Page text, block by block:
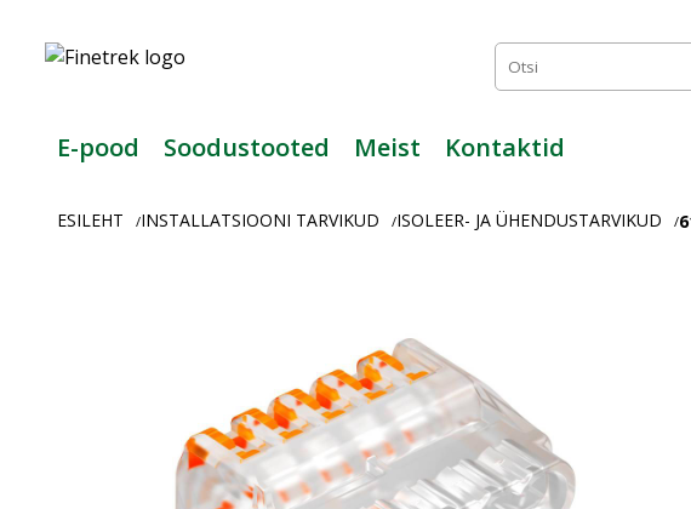
Usaldusväärne
tööstusautomaatika
E-pood Soodustooted Meist Kontaktid
ESILEHT /INSTALLATSIOONI TARVIKUD /ISOLEER- JA ÜHENDUSTARVIKUD /